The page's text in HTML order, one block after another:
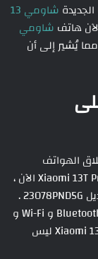
شاومي 13
شاومي
– Xiaomi 13T Pro على شهادة IMDA مما يُشير إلى أن
الهواتف
Xiaomi 13T وXiaomi 13T Pro . وقد ظهر طراز Xiaomi 13T Pro الآن ،
على موقع شهادة IMDA الذي يحمل رقم الموديل 23078PND5G .
وتكشف هذه القائمة أن الجهاز سيدعم اتصال Bluetooth و Wi-Fi و
NFC . وتُشير هذه القائمة أن إطلاق هاتف Xiaomi 13T Pro ليس